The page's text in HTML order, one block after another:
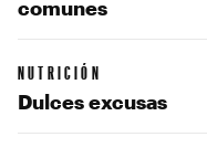
comunes
NUTRICIÓN
Dulces excusas